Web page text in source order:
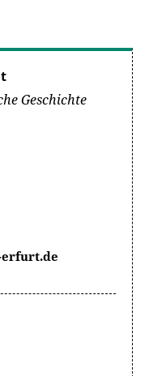
Geschichte
erfurt.de